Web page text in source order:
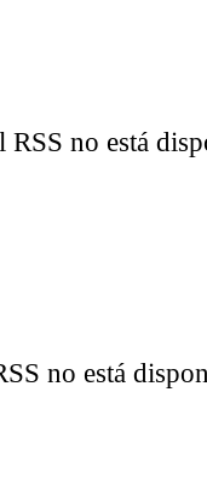
no está
no está